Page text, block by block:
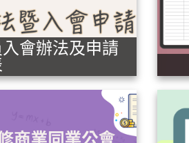
會辦法及申請